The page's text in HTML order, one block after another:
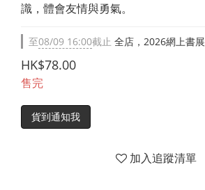
識，體會友情與勇氣。
至08/09 16:00截止 全店，2026網上書展
HK$78.00
售完
貨到通知我
加入追蹤清單